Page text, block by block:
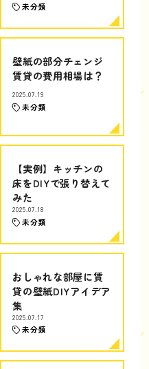
未分類
壁紙の部分チェンジ
賃貸の費用相場は？
2025.07.19
未分類
【実例】キッチンの
床をDIYで張り替えて
みた
2025.07.18
未分類
おしゃれな部屋に賃
貸の壁紙DIYアイデア
集
2025.07.17
未分類